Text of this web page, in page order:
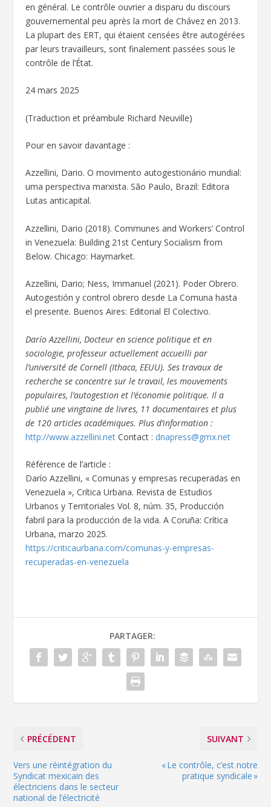
en général. Le contrôle ouvrier a disparu du discours
gouvernemental peu après la mort de Chávez en 2013.
La plupart des ERT, qui étaient censées être autogérées
par leurs travailleurs, sont finalement passées sous le
contrôle de l’État.
24 mars 2025
(Traduction et préambule Richard Neuville)
Pour en savoir davantage :
Azzellini, Dario. O movimento autogestionário mundial:
uma perspectiva marxista. São Paulo, Brazil: Editora
Lutas anticapital.
Azzellini, Dario (2018). Communes and Workers’ Control
in Venezuela: Building 21st Century Socialism from
Below. Chicago: Haymarket.
Azzellini, Dario; Ness, Immanuel (2021). Poder Obrero.
Autogestión y control obrero desde La Comuna hasta
el presente. Buenos Aires: Editorial El Colectivo.
Darío Azzellini, Docteur en science politique et en
sociologie, professeur actuellement accueilli par
l’université de Cornell (Ithaca, EEUU). Ses travaux de
recherche se concentre sur le travail, les mouvements
populaires, l’autogestion et l’économie politique. Il a
publié une vingtaine de livres, 11 documentaires et plus
de 120 articles académiques. Plus d’information :
http://www.azzellini.net Contact : dnapress@gmx.net
Référence de l’article :
Darío Azzellini, « Comunas y empresas recuperadas en
Venezuela », Crítica Urbana. Revista de Estudios
Urbanos y Territoriales Vol. 8, núm. 35, Producción
fabril para la producción de la vida. A Coruña: Crítica
Urbana, marzo 2025.
https://criticaurbana.com/comunas-y-empresas-
recuperadas-en-venezuela
PARTAGER:
PRÉCÉDENT
Vers une réintégration du
Syndicat mexicain des
électriciens dans le secteur
national de l’électricité
SUIVANT
« Le contrôle, c’est notre
pratique syndicale »